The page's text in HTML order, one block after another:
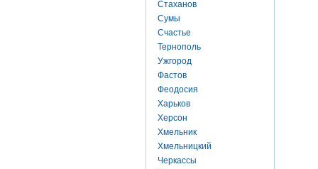
Стаханов
Сумы
Счастье
Тернополь
Ужгород
Фастов
Феодосия
Харьков
Херсон
Хмельник
Хмельницкий
Черкассы